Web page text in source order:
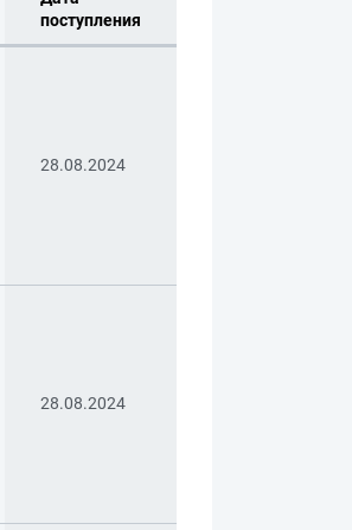
поступления
28.08.2024
28.08.2024